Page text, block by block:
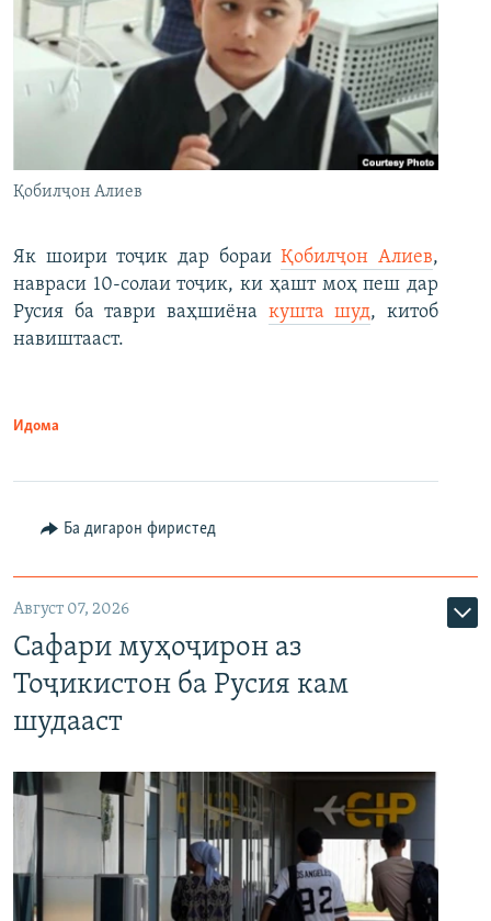
Қобилҷон Алиев
Як шоири тоҷик дар бораиҚобилҷон Алиев,
навраси 10-солаи тоҷик, ки ҳашт моҳ пеш дар
Русия ба таври ваҳшиёна кушта шуд, китоб
навиштааст.
Идома
Ба дигарон фиристед
Август 07, 2026
Сафари муҳоҷирон аз
Тоҷикистон ба Русия кам
шудааст